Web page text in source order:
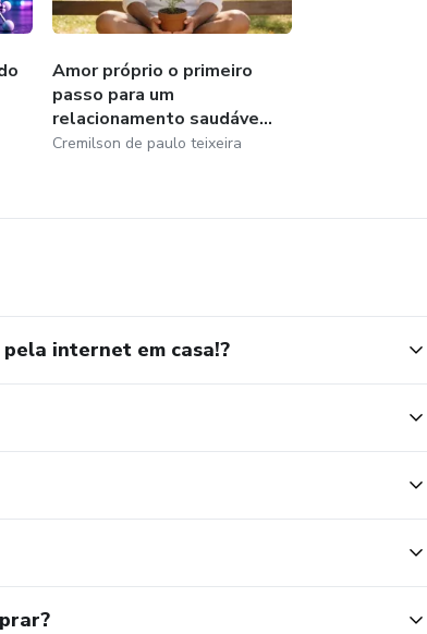
reais na internet, mas você precisa saber onde
e te mostrar o caminho mais curto para o lucro.
grandes áreas:
escrever, desenhar, editar vídeos ou organizar, tem
sem precisar ter estoque caro ou grande
Amor próprio o primeiro
passo para um
relacionamento saudáve...
Cremilson de paulo teixeira
internet em casa!?